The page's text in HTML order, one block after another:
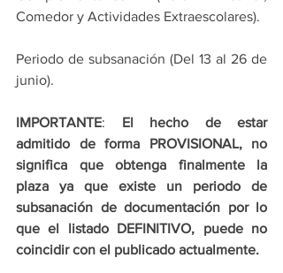
Comedor y Actividades Extraescolares).
Periodo de subsanación (Del 13 al 26 de
junio).
IMPORTANTE: El hecho de estar
admitido de forma PROVISIONAL, no
significa que obtenga finalmente la
plaza ya que existe un periodo de
subsanación de documentación por lo
que el listado DEFINITIVO, puede no
coincidir con el publicado actualmente.